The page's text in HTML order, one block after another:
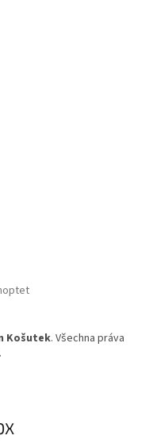
Košutek. Všechna práva